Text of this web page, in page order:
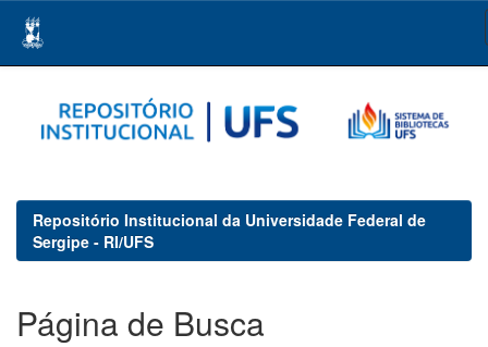
navigation
Repositório Institucional da Universidade Federal de
Sergipe - RI/UFS
Página de Busca